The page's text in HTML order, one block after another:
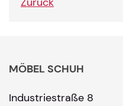
MÖBEL SCHUH
Industriestraße 8